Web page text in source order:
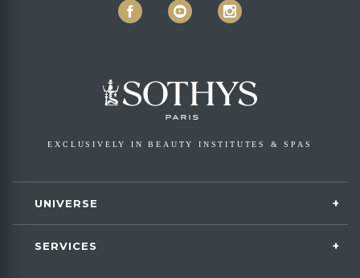
EXCLUSIVELY IN BEAUTY INSTITUTES & SPAS
UNIVERSE
SERVICES